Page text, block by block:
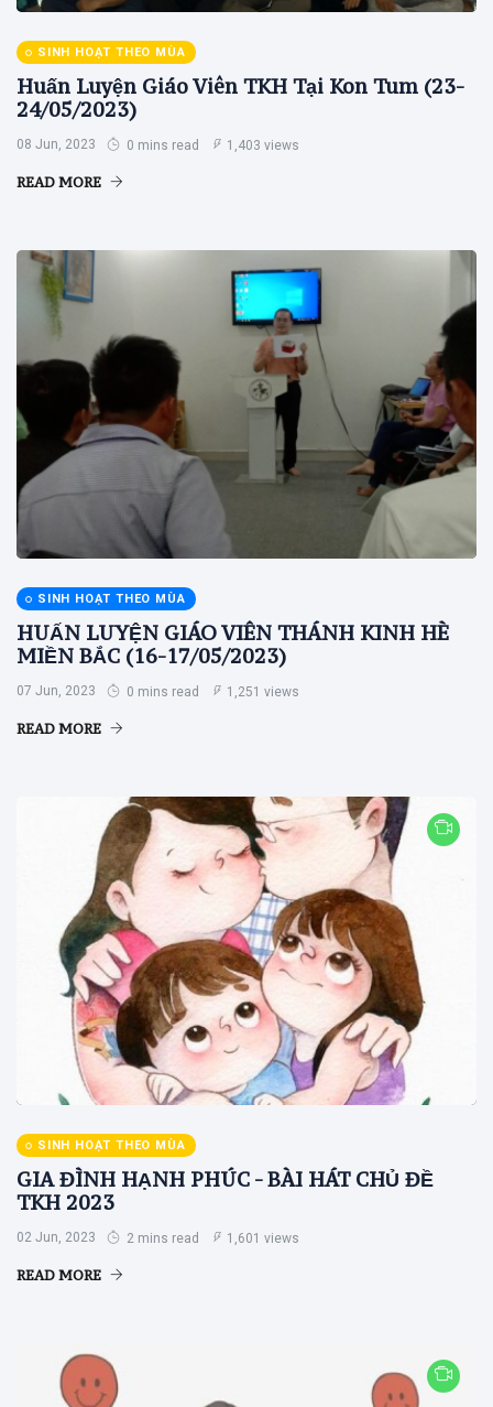
SINH HOẠT THEO MÙA
Huấn Luyện Giáo Viên TKH Tại Kon Tum (23-
24/05/2023)
08 Jun, 2023 0 mins read 1,403 views
READ MORE
SINH HOẠT THEO MÙA
HUẤN LUYỆN GIÁO VIÊN THÁNH KINH HÈ
MIỀN BẮC (16-17/05/2023)
07 Jun, 2023 0 mins read 1,251 views
READ MORE
SINH HOẠT THEO MÙA
GIA ĐÌNH HẠNH PHÚC - BÀI HÁT CHỦ ĐỀ
TKH 2023
02 Jun, 2023 2 mins read 1,601 views
READ MORE